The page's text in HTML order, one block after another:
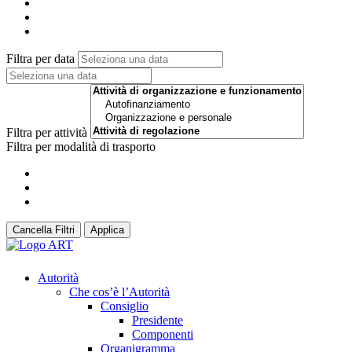
Filtra per data
Filtra per attività
Filtra per modalità di trasporto
Cancella Filtri Applica
Autorità
Che cos’è l’Autorità
Consiglio
Presidente
Componenti
Organigramma